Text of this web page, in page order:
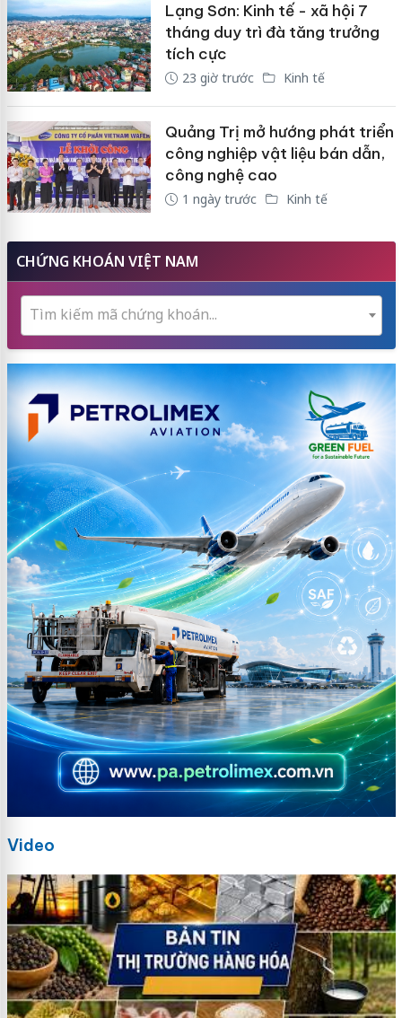
Lạng Sơn: Kinh tế - xã hội 7
tháng duy trì đà tăng trưởng
tích cực
23 giờ trước Kinh tế
Quảng Trị mở hướng phát triển
công nghiệp vật liệu bán dẫn,
công nghệ cao
1 ngày trước Kinh tế
CHỨNG KHOÁN VIỆT NAM
Tìm kiếm mã chứng khoán...
Video